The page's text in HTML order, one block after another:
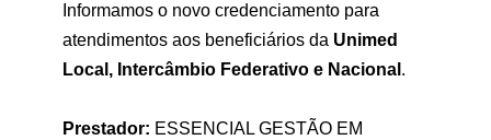
Informamos o novo credenciamento para
atendimentos aos beneficiários da Unimed
Local, Intercâmbio Federativo e Nacional .
Prestador: ESSENCIAL GESTÃO EM